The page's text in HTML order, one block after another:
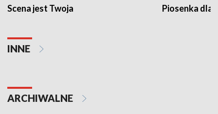
Scena jest Twoja Piosenka dla
INNE
ARCHIWALNE